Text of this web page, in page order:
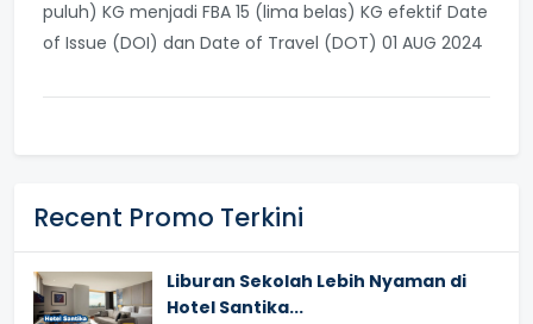
puluh) KG menjadi FBA 15 (lima belas) KG efektif Date
of Issue (DOI) dan Date of Travel (DOT) 01 AUG 2024
Recent Promo Terkini
Liburan Sekolah Lebih Nyaman di
Hotel Santika...